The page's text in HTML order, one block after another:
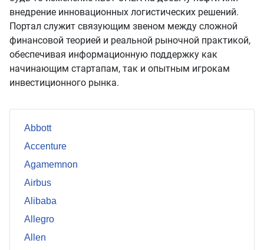
внедрение инновационных логистических решений.
Портал служит связующим звеном между сложной
финансовой теорией и реальной рыночной практикой,
обеспечивая информационную поддержку как
начинающим стартапам, так и опытным игрокам
инвестиционного рынка.
Abbott
Accenture
Agamemnon
Airbus
Alibaba
Allegro
Allen